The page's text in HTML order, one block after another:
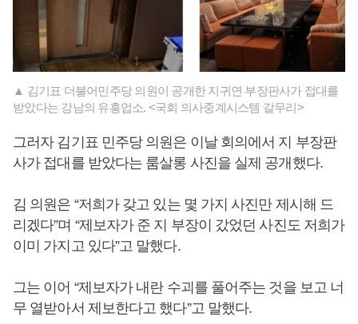
▲ 김기표 더불어민주당 의원이 공개한 지귀연 부장판사가 접대를
받았다는 강남의 유흥업소. <국회 의사중계시스템 갈무리>
그러자 김기표 민주당 의원은 이날 회의에서 지 부장판
사가 접대를 받았다는 룸살롱 사진을 실제 공개했다.
김 의원은 “저희가 갖고 있는 몇 가지 사진만 제시해 드
리겠다”며 “제보자가 준 지 부장이 갔었던 사진도 저희가
이미 가지고 있다”고 말했다.
그는 이어 “제보자가 내란 수괴를 풀어주는 것을 보고 너
무 열받아서 제보한다고 했다”고 말했다.